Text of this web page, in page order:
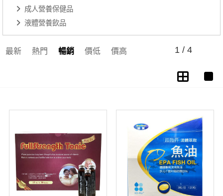
成人營養保健品
液體營養飲品
最新 熱門 暢銷 價低 價高 1 / 4